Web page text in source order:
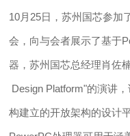
10月25日，苏州国芯参加
会，向与会者展示了基于
器，苏州国芯总经理肖佐
Design Platform"的演讲
构建立的开放架构的设计